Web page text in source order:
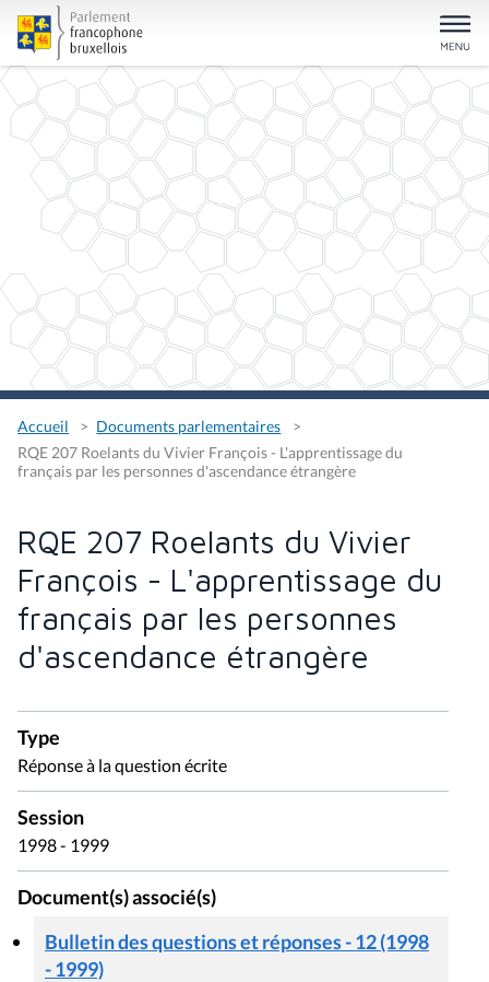
Accueil
Documents parlementaires
RQE 207 Roelants du Vivier François - L'apprentissage du
français par les personnes d'ascendance étrangère
RQE 207 Roelants du Vivier
François - L'apprentissage du
français par les personnes
d'ascendance étrangère
Type
Réponse à la question écrite
Session
1998 - 1999
Document(s) associé(s)
Bulletin des questions et réponses - 12 (1998
- 1999)